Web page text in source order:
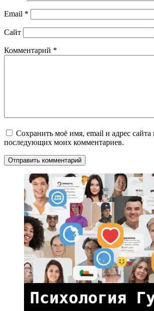
Email *
Сайт
Комментарий *
Сохранить моё имя, email и адрес сайта
последующих моих комментариев.